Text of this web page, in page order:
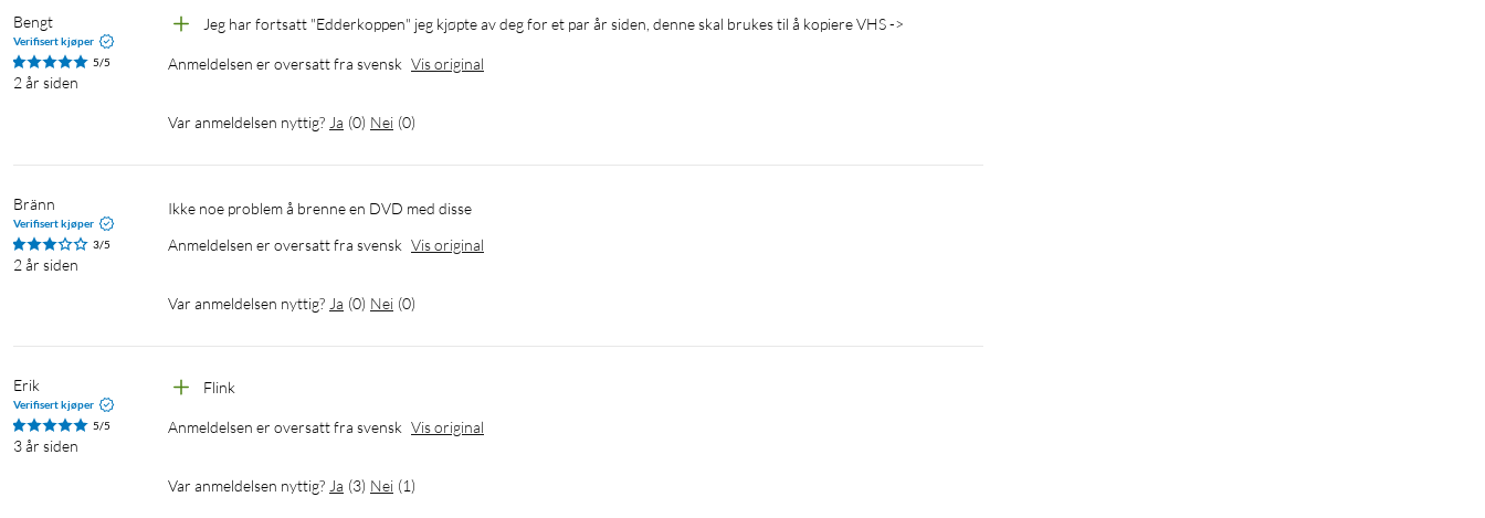
Bengt
Verifisert kjøper
5/5
2 år siden
Jeg har fortsatt "Edderkoppen" jeg kjøpte av deg for et par år siden, denne skal brukes til å kopiere VHS ->
Anmeldelsen er oversatt fra svensk Vis original
Var anmeldelsen nyttig? Ja (0) Nei (0)
Bränn
Verifisert kjøper
3/5
2 år siden
Ikke noe problem å brenne en DVD med disse
Anmeldelsen er oversatt fra svensk Vis original
Var anmeldelsen nyttig? Ja (0) Nei (0)
Erik
Verifisert kjøper
5/5
3 år siden
Flink
Anmeldelsen er oversatt fra svensk Vis original
Var anmeldelsen nyttig? Ja (3) Nei (1)